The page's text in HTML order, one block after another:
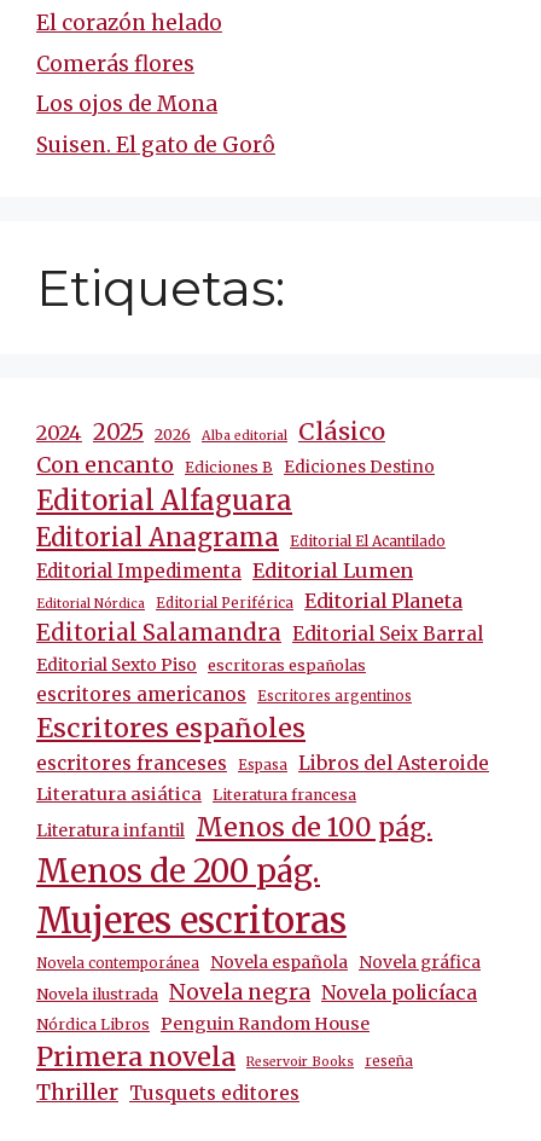
El corazón helado
Comerás flores
Los ojos de Mona
Suisen. El gato de Gorô
Etiquetas:
2024 2025 2026 Alba editorial Clásico
Con encanto Ediciones B Ediciones Destino
Editorial Alfaguara
Editorial Anagrama Editorial El Acantilado
Editorial Impedimenta Editorial Lumen
Editorial Nórdica Editorial Periférica Editorial Planeta
Editorial Salamandra Editorial Seix Barral
Editorial Sexto Piso escritoras españolas
escritores americanos Escritores argentinos
Escritores españoles
escritores franceses Espasa Libros del Asteroide
Literatura asiática Literatura francesa
Literatura infantil Menos de 100 pág.
Menos de 200 pág.
Mujeres escritoras
Novela contemporánea Novela española Novela gráfica
Novela ilustrada Novela negra Novela policíaca
Nórdica Libros Penguin Random House
Primera novela Reservoir Books reseña
Thriller Tusquets editores